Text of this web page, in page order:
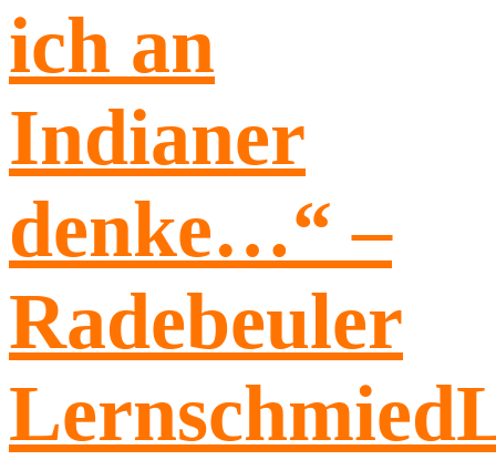
ich an
Indianer
denke…“ –
Radebeuler